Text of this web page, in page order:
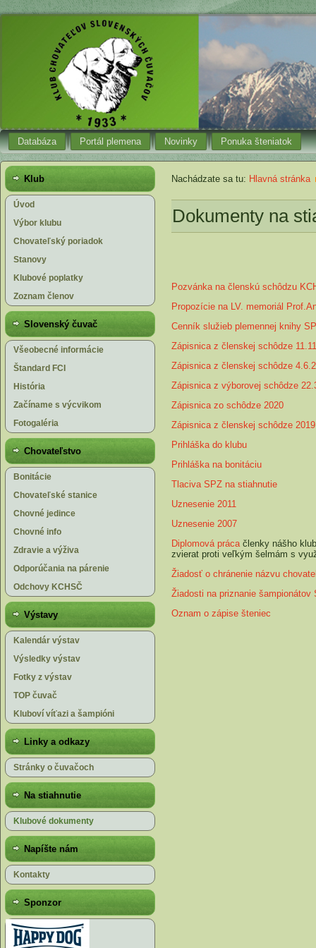
Databáza Portál plemena Novinky Ponuka šteniatok
Klub
Úvod
Výbor klubu
Chovateľský poriadok
Stanovy
Klubové poplatky
Zoznam členov
Slovenský čuvač
Všeobecné informácie
Štandard FCI
História
Začíname s výcvikom
Fotogaléria
Chovateľstvo
Bonitácie
Chovateľské stanice
Chovné jedince
Chovné info
Zdravie a výživa
Odporúčania na párenie
Odchovy KCHSČ
Výstavy
Kalendár výstav
Výsledky výstav
Fotky z výstav
TOP čuvač
Kluboví víťazi a šampióni
Linky a odkazy
Stránky o čuvačoch
Na stiahnutie
Klubové dokumenty
Napíšte nám
Kontakty
Sponzor
Nachádzate sa tu: Hlavná stránka
Dokumenty na
Pozvánka na členskú schôdzu
Propozície na LV. memoriál
Cenník služieb plemennej knihy
Zápisnica z členskej schôdze
Zápisnica z členskej schôdze
Zápisnica z výborovej schôdze
Zápisnica zo schôdze 2020
Zápisnica z členskej schôdze 2019
Prihláška do klubu
Prihláška na bonitáciu
Tlaciva SPZ na stiahnutie
Uznesenie 2011
Uznesenie 2007
Diplomová prácačlenky nášho
zvierat proti veľkým šelmám s
Žiadosť o chránenie názvu
Žiadosti na priznanie šampionátov
Oznam o zápise šteniec